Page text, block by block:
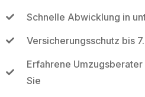
Schnelle Abwicklung in
Versicherungsschutz bis
Erfahrene
Sie